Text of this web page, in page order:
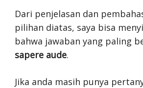
Dari penjelasan dan
pilihan diatas, saya bisa
bahwa jawaban yang paling
sapere aude.
Jika anda masih punya